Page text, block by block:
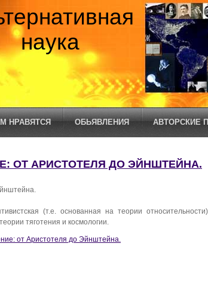
наука
НРАВЯТСЯ ОБЬЯВЛЕНИЯ АВТОРСКИЕ
ОТ АРИСТОТЕЛЯ ДО ЭЙНШТЕЙНА.
(т.е. основанная на теории относительности)
тяготения и космологии.
от Аристотеля до Эйнштейна.